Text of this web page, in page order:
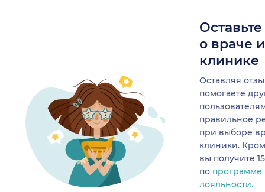
о враче
клинике
Оставляя
помогаете
правильное
при выборе
клиники.
вы получите
по программе
лояльности.